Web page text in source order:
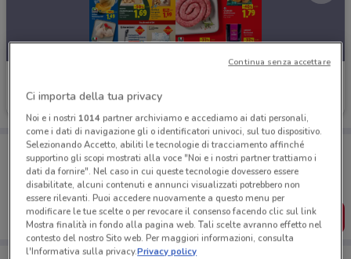
Scade mercoledì
Porta DoveConviene sempre con te!
Puoi trovare le migliori offerte dei negozi vicino a te,
salvarle e creare la tua lista del risparmio, comodamente
dal tuo cellulare.
SCARICA L’APP
Ci importa della tua privacy
Noi e i nostri 1014partner archiviamo e accediamo ai dati personali,
come i dati di navigazione gli o identificatori univoci, sul tuo dispositivo.
Selezionando Accetto, abiliti le tecnologie di tracciamento affinché
supportino gli scopi mostrati alla voce "Noi e i nostri partner trattiamo i
dati da fornire". Nel caso in cui queste tecnologie dovessero essere
disabilitate, alcuni contenuti e annunci visualizzati potrebbero non
essere rilevanti. Puoi accedere nuovamente a questo menu per
modificare le tue scelte o per revocare il consenso facendo clic sul link
Mostra finalità in fondo alla pagina web. Tali scelte avranno effetto nel
contesto del nostro Sito web. Per maggiori informazioni, consulta
l'Informativa sulla privacy.Privacy policy
Continua senza accettare